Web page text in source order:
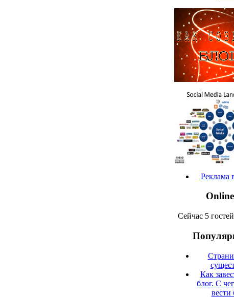
Реклама
Online
Сейчас 5
Как
блог. С
вести